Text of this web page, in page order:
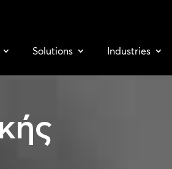
Solutions Industries